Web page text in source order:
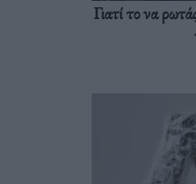
Γιατί το να